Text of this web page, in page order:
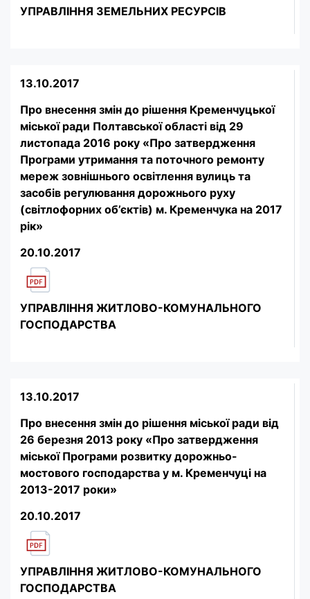
УПРАВЛІННЯ ЗЕМЕЛЬНИХ РЕСУРСІВ
13.10.2017
Про внесення змін до рішення Кременчуцької
міської ради Полтавської області від 29
листопада 2016 року «Про затвердження
Програми утримання та поточного ремонту
мереж зовнішнього освітлення вулиць та
засобів регулювання дорожнього руху
(світлофорних об’єктів) м. Кременчука на 2017
рік»
20.10.2017
УПРАВЛІННЯ ЖИТЛОВО-КОМУНАЛЬНОГО
ГОСПОДАРСТВА
13.10.2017
Про внесення змін до рішення міської ради від
26 березня 2013 року «Про затвердження
міської Програми розвитку дорожньо-
мостового господарства у м. Кременчуці на
2013-2017 роки»
20.10.2017
УПРАВЛІННЯ ЖИТЛОВО-КОМУНАЛЬНОГО
ГОСПОДАРСТВА